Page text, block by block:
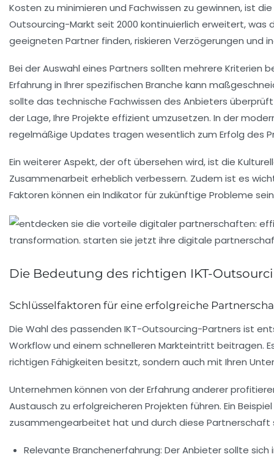
Kosten zu minimieren und Fachwissen zu gewinnen, ist
Outsourcing-Markt seit 2000 kontinuierlich erweitert, was
geeigneten Partner finden, riskieren Verzögerungen und
Bei der Auswahl eines Partners sollten mehrere Kriterien
Erfahrung in Ihrer spezifischen Branche kann
sollte das technische Fachwissen des Anbieters
der Lage, Ihre Projekte effizient umzusetzen. In der
regelmäßige Updates tragen wesentlich zum Erfolg des
Ein weiterer Aspekt, der oft übersehen wird, ist die
Zusammenarbeit erheblich verbessern. Zudem ist es
Faktoren können ein Indikator für zukünftige Probleme
Die Bedeutung des richtigen IKT-
Schlüsselfaktoren für eine erfolgreiche
Die Wahl des passenden IKT-Outsourcing-Partners ist
Workflowund einem schnelleren Markteintritt beitragen.
richtigen Fähigkeiten besitzt, sondern auch mit Ihren
Unternehmen können von der Erfahrung anderer
Austausch zu erfolgreicheren Projekten führen. Ein
zusammengearbeitet hat und durch diese Partnerschaft
Relevante Branchenerfahrung: Der Anbieter sollte sich